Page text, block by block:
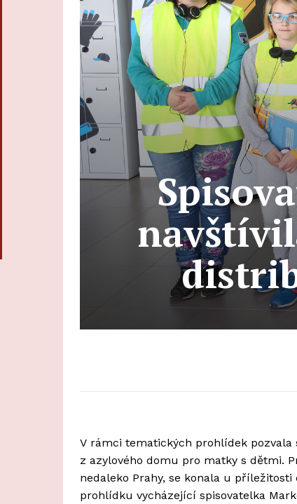
V rámci tematických prohlídek
z azylového domu pro matky s dětmi.
nedaleko Prahy, se konala u
prohlídku vycházející spisovatelka